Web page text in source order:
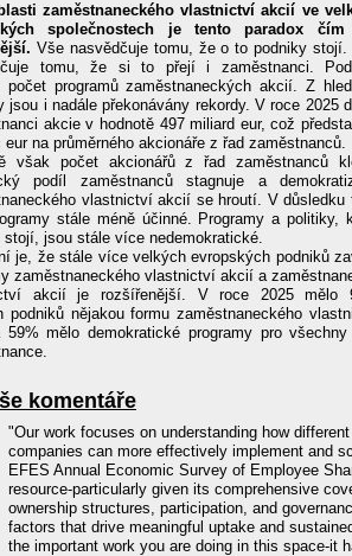
zaměstnaneckého vlastnictví akcií ve
společnostech je tento paradox
Vše nasvědčuje tomu, že o to podniky stojí.
tomu, že si to přejí i zaměstnanci.
počet programů zaměstnaneckých akcií. Z
jsou i nadále překonávány rekordy. V roce 2025
akcie v hodnotě 497 miliard eur, což
na průměrného akcionáře z řad zaměstnanců.
však počet akcionářů z řad zaměstnanců
podíl zaměstnanců stagnuje a
vlastnictví akcií se hroutí. V důsledku
stále méně účinné. Programy a politiky,
stojí, jsou stále více nedemokratické.
je, že stále více velkých evropských podniků
zaměstnaneckého vlastnictví akcií a
akcií je rozšířenější. V roce 2025 mělo
podniků nějakou formu zaměstnaneckého
mělo demokratické programy pro
komentáře
"Our work focuses on understanding how
companies can more effectively implement and
EFES Annual Economic Survey of Employee
resource-particularly given its comprehensive
ownership structures, participation, and
factors that drive meaningful uptake and
the important work you are doing in this space-it